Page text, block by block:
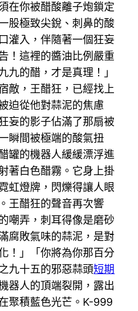
在你被醋酸離子炮鎖定
股極致尖銳、刺鼻的酸
灌入，伴隨著一個狂妄
！這裡的醬油比例嚴重
九的醋，才是真理！」
敵，王醋狂，已經找上
迫從他對蒜泥的焦慮
妄的影子佔滿了那扇被
瞬間被極端的酸氣扭
罐的機器人緩緩漂浮進
著白色醋霧。它身上掛
虹燈牌，閃爍得讓人眼
王醋狂的聲音再次響
嘲弄，刺耳得像是磨砂
腐敗氣味的蒜泥，是對
！」「你將為你那百分
九十五的邪惡蒜頭短期
器人的頂端裂開，露出
聚積藍色光芒。K-999